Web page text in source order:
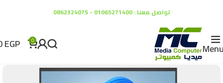
تواصل معنا : 01065271400 - 0862324075
0
EGP